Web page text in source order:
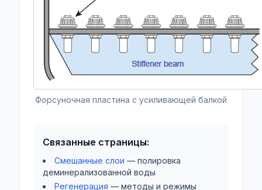
Форсуночная пластина с усиливающей балкой
Связанные страницы:
Смешанные слои — полировка
деминерализованной воды
Регенерация — методы и режимы